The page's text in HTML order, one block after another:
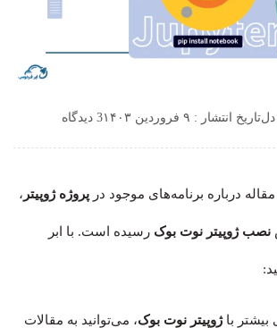
تاریخ انتشار : ۹ فروردین ۱۴۰۳ 3 دیدگاه
درباره برنامه‌های موجود در پروژه ژوپیتر ،
نصب ژوپیتر نوت بوک رسیده است. با ابر
بیشتر باژوپیتر نوت بوک، می‌توانید به مقالات